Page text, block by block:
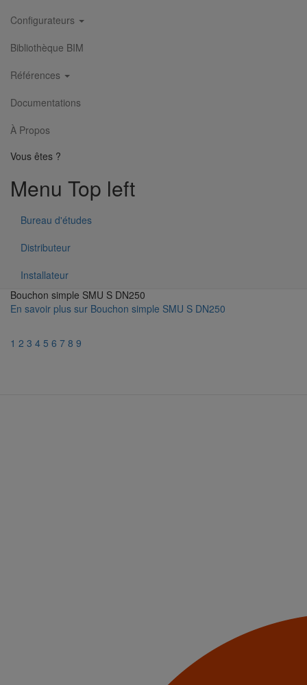
Configurateurs
Bibliothèque BIM
Références
Documentations
À Propos
Vous êtes ?
Menu Top left
Bureau d'études
Distributeur
Installateur
Bouchon simple SMU S DN250
En savoir plus sur Bouchon simple SMU S DN250
1 2 3 4 5 6 7 8 9